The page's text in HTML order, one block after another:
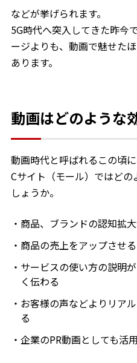
などが挙げられます。
5G時代へ突入してきた昨今
ージよりも、動画で魅せた
あります。
動画はどのような
動画時代と呼ばれるこの頃
Cサイト（モール）ではど
しょうか。
商品、ブランドの認知拡
商品の売上をアップさせる
サービスの使い方の説明
く伝わる
お客様の声などよりリア
る
企業のPR動画としても活